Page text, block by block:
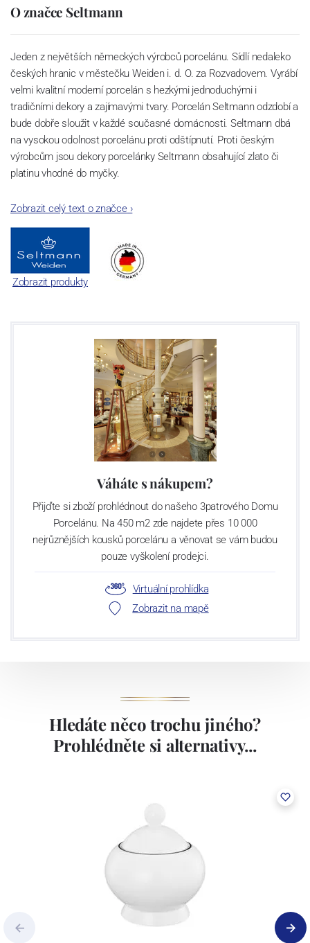
O značce Seltmann
Jeden z největších německých výrobců porcelánu. Sídlí nedaleko
českých hranic v městečku Weiden i. d. O. za Rozvadovem. Vyrábí
velmi kvalitní moderní porcelán s hezkými jednoduchými i
tradičními dekory a zajímavými tvary. Porcelán Seltmann odzdobí a
bude dobře sloužit v každé současné domácnosti. Seltmann dbá
na vysokou odolnost porcelánu proti odštípnutí. Proti českým
výrobcům jsou dekory porcelánky Seltmann obsahující zlato či
platinu vhodné do myčky.
Zobrazit celý text o značce›
Zobrazit produkty
Váháte s nákupem?
Přijďte si zboží prohlédnout do našeho 3patrového Domu
Porcelánu. Na 450 m2 zde najdete přes 10 000
nejrůznějších kousků porcelánu a věnovat se vám budou
pouze vyškolení prodejci.
Virtuální prohlídka
Zobrazit na mapě
Hledáte něco trochu jiného?
Prohlédněte si alternativy...